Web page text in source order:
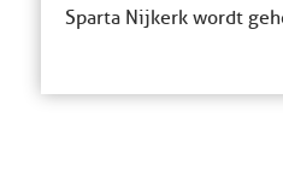
Sparta Nijkerk wordt